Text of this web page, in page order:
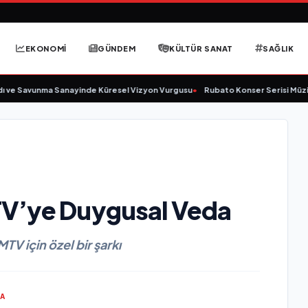
EKONOMİ GÜNDEM KÜLTÜR SANAT SAĞLIK
Savunma Sanayinde Küresel Vizyon Vurgusu• Rubato Konser Serisi
Duygusal Veda
için özel bir şarkı